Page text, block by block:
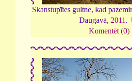
Skanstupītes gultne, kad
Daugavā, 2011 .
Komentēt (0)